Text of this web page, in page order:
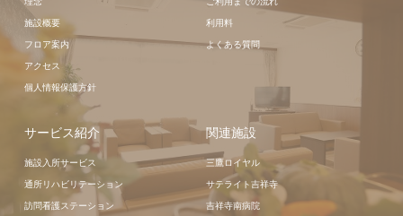
施設概要
フロア案内
アクセス
個人情報保護方針
利用料
よくある質問
サービス紹介
施設入所サービス
通所リハビリテーション
訪問看護ステーション
関連施設
三鷹ロイヤル
サテライト吉祥寺
吉祥寺南病院